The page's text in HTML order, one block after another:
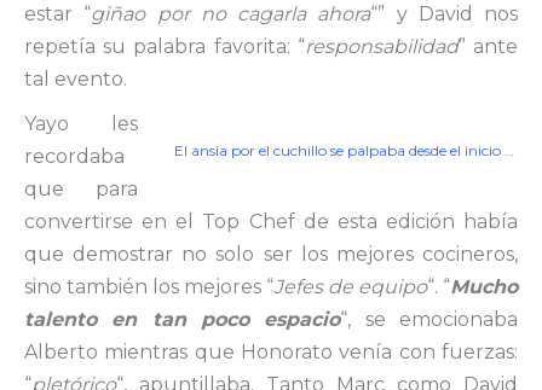
estar “giñao por no cagarla ahora“” y David nos
repetía su palabra favorita: “responsabilidad” ante
tal evento.
El ansia por el cuchillo se palpaba desde el inicio …
Yayo les
recordaba
que para
convertirse en el Top Chef de esta edición había
que demostrar no solo ser los mejores cocineros,
sino también los mejores “Jefes de equipo“. “Mucho
talento en tan poco espacio“, se emocionaba
Alberto mientras que Honorato venía con fuerzas:
“pletórico“, apuntillaba. Tanto Marc como David